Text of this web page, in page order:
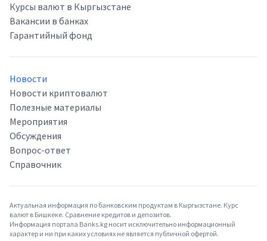
Курсы валют в Кыргызстане
Вакансии в банках
Гарантийный фонд
Новости
Новости криптовалют
Полезные материалы
Мероприятия
Обсуждения
Вопрос-ответ
Справочник
Актуальная информация по банковским продуктам в Кыргызстане. Курс
валют в Бишкеке. Сравнение кредитов и депозитов.
Информация портала Banks.kg носит исключительно информационный
характер и ни при каких условиях не является публичной офертой.